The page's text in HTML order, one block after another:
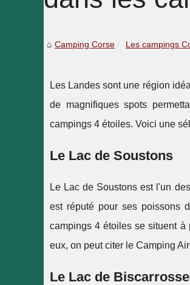
Camping Corse Les campings
Les Landes sont une région
de magnifiques spots
campings 4 étoiles. Voici une
Le Lac de Soustons
Le Lac de Soustons est l'un des
est réputé pour ses poissons
campings 4 étoiles se situent à
eux, on peut citer le Camping
Le Lac de